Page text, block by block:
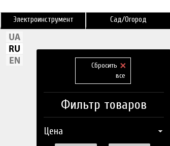
Электроинструмент Сад/Огород
Сбросить
все
Фильтр товаров
Цена